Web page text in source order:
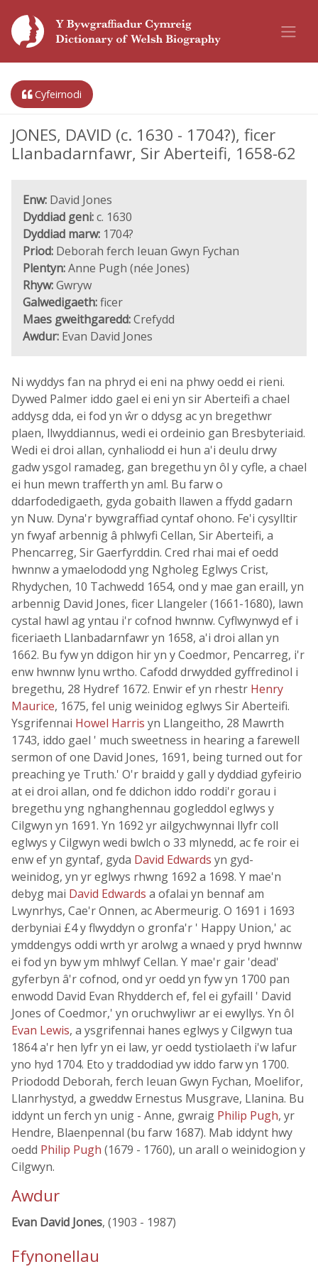
Cyfeirnodi
JONES, DAVID (c. 1630 - 1704?), ficer
Llanbadarnfawr, Sir Aberteifi, 1658-62
Enw: David Jones
Dyddiad geni:c. 1630
Dyddiad marw: 1704?
Priod: Deborah ferch Ieuan Gwyn Fychan
Plentyn:Anne Pugh (née Jones)
Rhyw:Gwryw
Galwedigaeth:ficer
Maes gweithgaredd:Crefydd
Awdur: Evan David Jones
Ni wyddys fan na phryd ei eni na phwy oedd ei rieni.
Dywed Palmer iddo gael ei eni yn sir Aberteifi a chael
addysg dda, ei fod yn ŵr o ddysg ac yn bregethwr
plaen, llwyddiannus, wedi ei ordeinio gan Bresbyteriaid.
Wedi ei droi allan, cynhaliodd ei hun a'i deulu drwy
gadw ysgol ramadeg, gan bregethu yn ôl y cyfle, a chael
ei hun mewn trafferth yn aml. Bu farw o
ddarfodedigaeth, gyda gobaith llawen a ffydd gadarn
yn Nuw. Dyna'r bywgraffiad cyntaf ohono. Fe'i cysylltir
yn fwyaf arbennig â phlwyfi Cellan, Sir Aberteifi, a
Phencarreg, Sir Gaerfyrddin. Cred rhai mai ef oedd
hwnnw a ymaelododd yng Ngholeg Eglwys Crist,
Rhydychen, 10 Tachwedd 1654, ond y mae gan eraill, yn
arbennig David Jones, ficer Llangeler (1661-1680), lawn
cystal hawl ag yntau i'r cofnod hwnnw. Cyflwynwyd ef i
ficeriaeth Llanbadarnfawr yn 1658, a'i droi allan yn
1662. Bu fyw yn ddigon hir yn y Coedmor, Pencarreg, i'r
enw hwnnw lynu wrtho. Cafodd drwydded gyffredinol i
bregethu, 28 Hydref 1672. Enwir ef yn rhestr Henry
Maurice, 1675, fel unig weinidog eglwys Sir Aberteifi.
Ysgrifennai Howel Harris yn Llangeitho, 28 Mawrth
1743, iddo gael ' much sweetness in hearing a farewell
sermon of one David Jones, 1691, being turned out for
preaching ye Truth.' O'r braidd y gall y dyddiad gyfeirio
at ei droi allan, ond fe ddichon iddo roddi'r gorau i
bregethu yng nghanghennau gogleddol eglwys y
Cilgwyn yn 1691. Yn 1692 yr ailgychwynnai llyfr coll
eglwys y Cilgwyn wedi bwlch o 33 mlynedd, ac fe roir ei
enw ef yn gyntaf, gyda David Edwards yn gyd-
weinidog, yn yr eglwys rhwng 1692 a 1698. Y mae'n
debyg mai David Edwards a ofalai yn bennaf am
Lwynrhys, Cae'r Onnen, ac Abermeurig. O 1691 i 1693
derbyniai £4 y flwyddyn o gronfa'r ' Happy Union,' ac
ymddengys oddi wrth yr arolwg a wnaed y pryd hwnnw
ei fod yn byw ym mhlwyf Cellan. Y mae'r gair 'dead'
gyferbyn â'r cofnod, ond yr oedd yn fyw yn 1700 pan
enwodd David Evan Rhydderch ef, fel ei gyfaill ' David
Jones of Coedmor,' yn oruchwyliwr ar ei ewyllys. Yn ôl
Evan Lewis, a ysgrifennai hanes eglwys y Cilgwyn tua
1864 a'r hen lyfr yn ei law, yr oedd tystiolaeth i'w lafur
yno hyd 1704. Eto y traddodiad yw iddo farw yn 1700.
Priododd Deborah, ferch Ieuan Gwyn Fychan, Moelifor,
Llanrhystyd, a gweddw Ernestus Musgrave, Llanina. Bu
iddynt un ferch yn unig - Anne, gwraig Philip Pugh, yr
Hendre, Blaenpennal (bu farw 1687). Mab iddynt hwy
oedd Philip Pugh (1679 - 1760), un arall o weinidogion y
Cilgwyn.
Awdur
Evan David Jones, (1903 - 1987)
Ffynonellau